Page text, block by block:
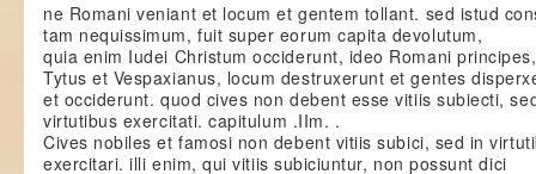
ne Romani veniant et locum et gentem tollant. sed istud
tam nequissimum, fuit super eorum capita devolutum,
quia enim Iudei Christum occiderunt, ideo Romani
Tytus et Vespaxianus, locum destruxerunt et gentes
et occiderunt. quod cives non debent esse vitiis subiecti,
virtutibus exercitati. capitulum .IIm. .
Cives nobiles et famosi non debent vitiis subici, sed in
exercitari. illi enim, qui vitiis subiciuntur, non possunt dici